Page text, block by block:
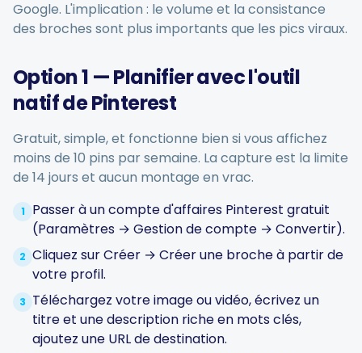
Visuels de marque
Brainstorming sur l'IA
Générateur de sous-titres
Générateur de hashtags
Biogénérateur
Calendrier de contenu
Google. L'implication : le volume et la consistance
des broches sont plus importants que les pics viraux.
Option 1 — Planifier avec l'outil
natif de Pinterest
Gratuit, simple, et fonctionne bien si vous affichez
moins de 10 pins par semaine. La capture est la limite
de 14 jours et aucun montage en vrac.
1
Passer à un compte d'affaires Pinterest gratuit
(Paramètres → Gestion de compte → Convertir).
2 Cliquez sur Créer → Créer une broche à partir de
votre profil.
3 Téléchargez votre image ou vidéo, écrivez un
titre et une description riche en mots clés,
ajoutez une URL de destination.